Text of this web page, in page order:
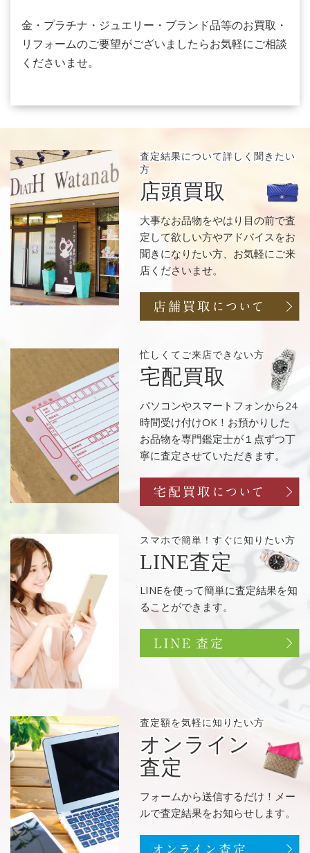
金・プラチナ・ジュエリー・ブランド品等のお買取・
リフォームのご要望がございましたらお気軽にご相談
くださいませ。
査定結果について詳しく聞きたい
方
店頭買取
大事なお品物をやはり目の前で査
定して欲しい方やアドバイスをお
聞きになりたい方、お気軽にご来
店くださいませ。
忙しくてご来店できない方
宅配買取
パソコンやスマートフォンから24
時間受け付けOK！お預かりした
お品物を専門鑑定士が１点ずつ丁
寧に査定させていただきます。
スマホで簡単！ すぐに知りたい方
LINE査定
LINEを使って簡単に査定結果を知
ることができます。
査定額を気軽に知りたい方
オンライン
査定
フォームから送信するだけ！メー
ルで査定結果をお知らせします。